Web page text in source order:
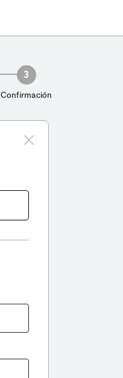
3
Confirmación